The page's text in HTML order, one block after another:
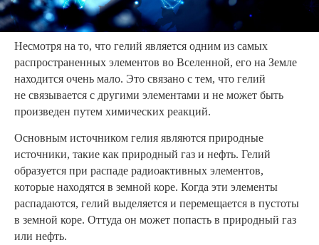
Несмотря на то, что гелий является одним из самых
распространенных элементов во Вселенной, его на Земле
находится очень мало. Это связано с тем, что гелий
не связывается с другими элементами и не может быть
произведен путем химических реакций.
Основным источником гелия являются природные
источники, такие как природный газ и нефть. Гелий
образуется при распаде радиоактивных элементов,
которые находятся в земной коре. Когда эти элементы
распадаются, гелий выделяется и перемещается в пустоты
в земной коре. Оттуда он может попасть в природный газ
или нефть.